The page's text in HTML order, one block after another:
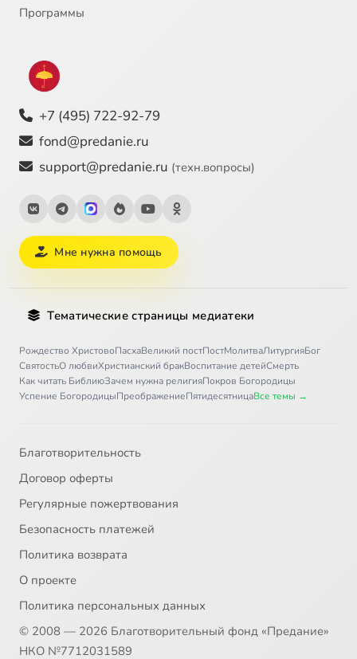
27 Жизнь после жизни
28 Азарт
29 Церковная лавка
32 Целование
35 Измена
36 Карьера
38 Первая любовь
Программы
+7 (495) 722-92-79
fond@predanie.ru
support@predanie.ru (техн.вопросы)
Мне нужна помощь
Тематические страницы медиатеки
Рождество ХристовоПасхаВеликий постПостМолитваЛитургияБог
СвятостьО любвиХристианский бракВоспитание детейСмерть
Как читать БиблиюЗачем нужна религияПокров Богородицы
Успение БогородицыПреображениеПятидесятницаВсе темы →
Благотворительность
Договор оферты
Регулярные пожертвования
Безопасность платежей
Политика возврата
О проекте
Политика персональных данных
© 2008 — 2026 Благотворительный фонд «Предание»
НКО №7712031589